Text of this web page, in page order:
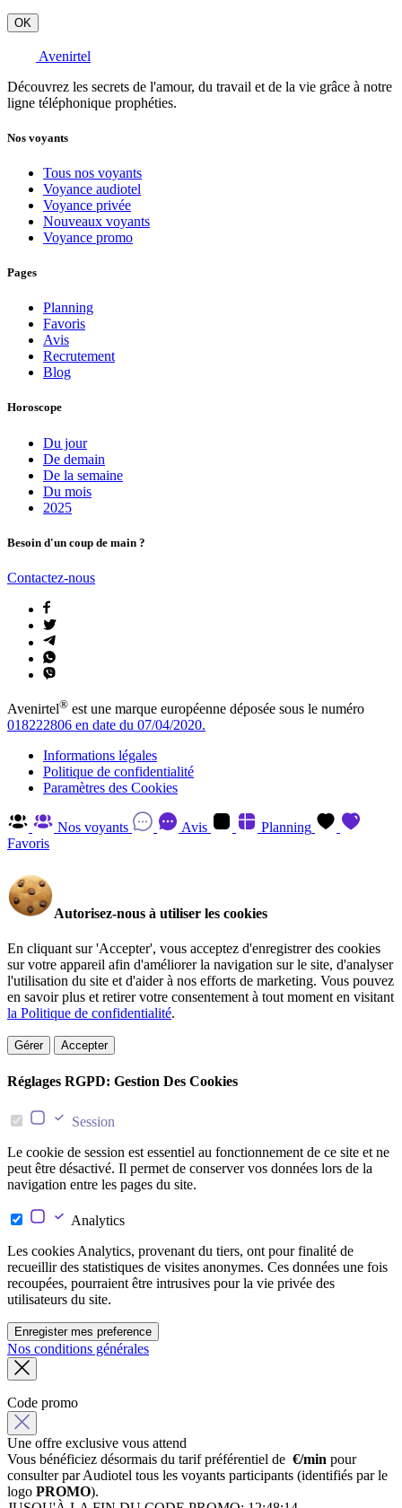
OK
Avenirtel
Découvrez les secrets de l'amour, du travail et de la vie grâce à notre
ligne téléphonique prophéties.
Nos voyants
Tous nos voyants
Voyance audiotel
Voyance privée
Nouveaux voyants
Voyance promo
Pages
Planning
Favoris
Avis
Recrutement
Blog
Horoscope
Du jour
De demain
De la semaine
Du mois
2025
Besoin d'un coup de main ?
Contactez-nous
Avenirtel® est une marque européenne déposée sous le numéro
018222806 en date du 07/04/2020.
Informations légales
Politique de confidentialité
Paramètres des Cookies
Nos voyants Avis
Planning
Favoris
Autorisez-nous à utiliser les cookies
En cliquant sur 'Accepter', vous acceptez d'enregistrer des cookies
sur votre appareil afin d'améliorer la navigation sur le site, d'analyser
l'utilisation du site et d'aider à nos efforts de marketing. Vous pouvez
en savoir plus et retirer votre consentement à tout moment en visitant
la Politique de confidentialité.
Gérer Accepter
Réglages RGPD: Gestion Des Cookies
Session
Le cookie de session est essentiel au fonctionnement de ce site et ne
peut être désactivé. Il permet de conserver vos données lors de la
navigation entre les pages du site.
Analytics
Les cookies Analytics, provenant du tiers, ont pour finalité de
recueillir des statistiques de visites anonymes. Ces données une fois
recoupées, pourraient être intrusives pour la vie privée des
utilisateurs du site.
Enregister mes preference
Nos conditions générales
Code promo
Une offre exclusive vous attend
Vous bénéficiez désormais du tarif préférentiel de €/min pour
consulter par Audiotel tous les voyants participants (identifiés par le
logo PROMO).